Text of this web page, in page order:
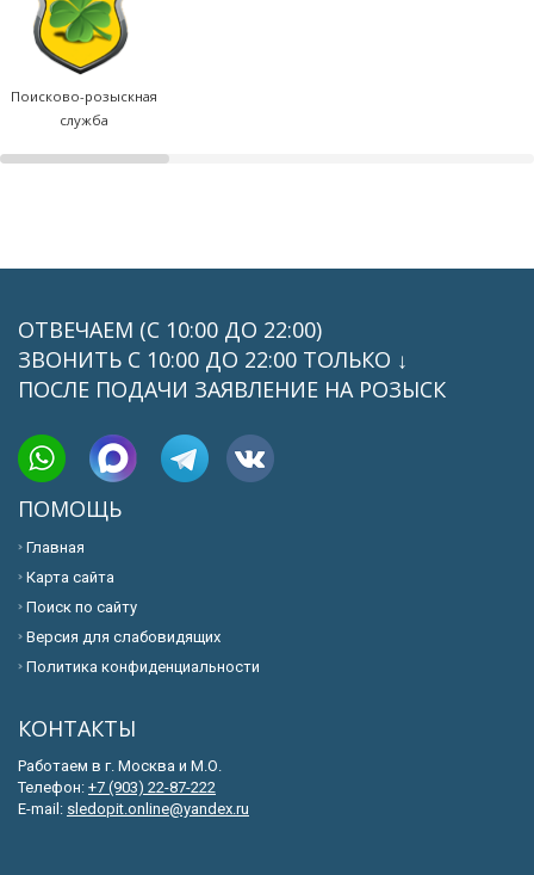
Поисково-розыскная
служба
ОТВЕЧАЕМ (С 10:00 ДО 22:00)
ЗВОНИТЬ C 10:00 ДО 22:00 ТОЛЬКО ↓
ПОСЛЕ ПОДАЧИ ЗАЯВЛЕНИЕ НА РОЗЫСК
ПОМОЩЬ
Главная
Карта сайта
Поиск по сайту
Версия для слабовидящих
Политика конфиденциальности
КОНТАКТЫ
Работаем в г. Москва и М.О.
Телефон: +7 (903) 22-87-222
E-mail: sledopit.online@yandex.ru